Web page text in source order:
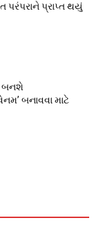
પરંપરાને પ્રાપ્ત થયું
બનશે
બનાવવા માટે